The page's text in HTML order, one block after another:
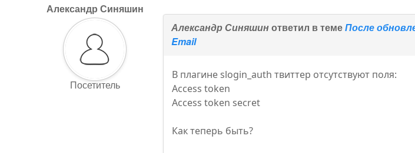
Александр Синяшин
Посетитель
Александр Синяшинответил в темеПосле
Email
В плагине slogin_auth твиттер отсутствуют поля:
Access token
Access token secret
Как теперь быть?